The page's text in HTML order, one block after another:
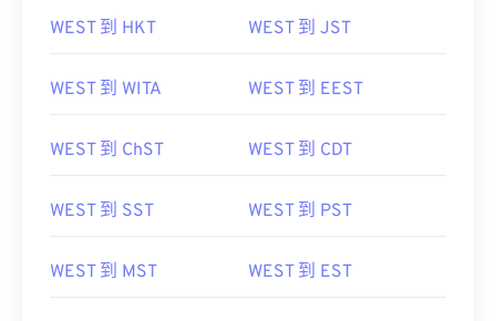
WEST 到 HKT WEST 到 JST
WEST 到 WITA WEST 到 EEST
WEST 到 ChST WEST 到 CDT
WEST 到 SST WEST 到 PST
WEST 到 MST WEST 到 EST